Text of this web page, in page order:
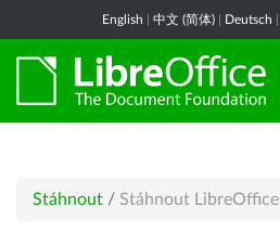
English 中文 (简体) Deutsch
Stáhnout / Stáhnout LibreOffice